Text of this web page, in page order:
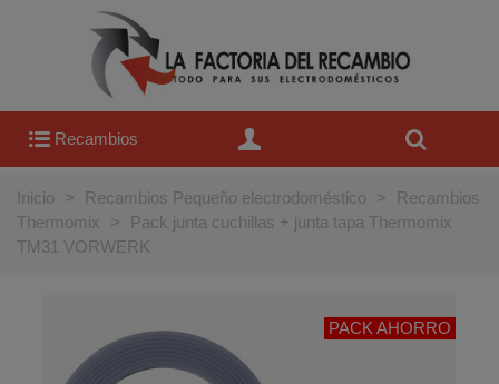
Recambios
Inicio > Recambios Pequeño electrodoméstico >
Recambios
Thermomix
>
Pack junta cuchillas + junta tapa Thermomix
TM31 VORWERK
OFERTA
PACK AHORRO